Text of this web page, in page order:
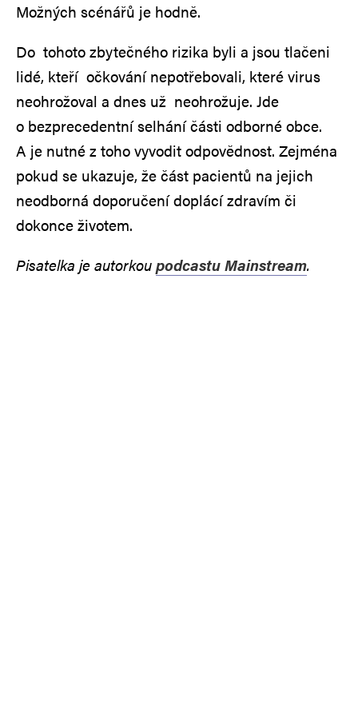
Možných scénářů je hodně.
Do tohoto zbytečného rizika byli a jsou tlačeni
lidé, kteří očkování nepotřebovali, které virus
neohrožoval a dnes už neohrožuje. Jde
o bezprecedentní selhání části odborné obce.
A je nutné z toho vyvodit odpovědnost. Zejména
pokud se ukazuje, že část pacientů na jejich
neodborná doporučení doplácí zdravím či
dokonce životem.
Pisatelka je autorkoupodcastu Mainstream.